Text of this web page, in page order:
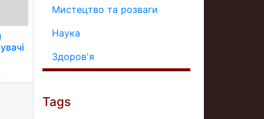
Мистецтво та розваги
Наука
Здоров'я
Tags